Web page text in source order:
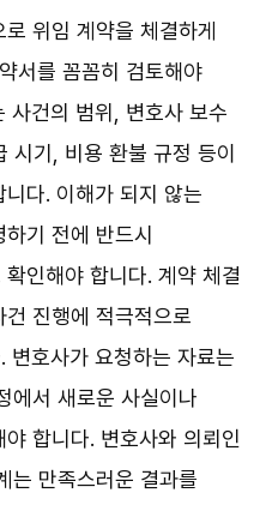
위임 계약을 체결하게
서를 꼼꼼히 검토해야
사건의 범위, 변호사 보수
시기, 비용 환불 규정 등이
다. 이해가 되지 않는
기 전에 반드시
인해야 합니다. 계약 체결
진행에 적극적으로
변호사가 요청하는 자료는
에서 새로운 사실이나
합니다. 변호사와 의뢰인
는 만족스러운 결과를